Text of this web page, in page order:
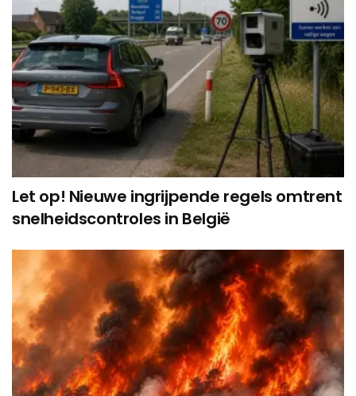
Let op! Nieuwe ingrijpende regels omtrent
snelheidscontroles in België